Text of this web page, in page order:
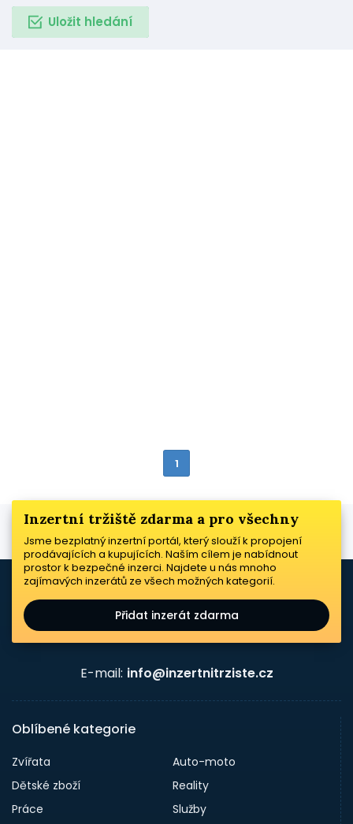
Uložit hledání
1
Inzertní tržiště zdarma a pro všechny
Jsme bezplatný inzertní portál, který slouží k propojení
prodávajících a kupujících. Naším cílem je nabídnout
prostor k bezpečné inzerci. Najdete u nás mnoho
zajímavých inzerátů ze všech možných kategorií.
Přidat inzerát zdarma
E-mail: info@inzertnitrziste.cz
Oblíbené kategorie
Zvířata
Auto-moto
Dětské zboží
Reality
Práce
Služby